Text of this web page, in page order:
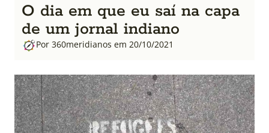
O dia em que eu saí na capa
de um jornal indiano
Por 360meridianos em 20/10/2021